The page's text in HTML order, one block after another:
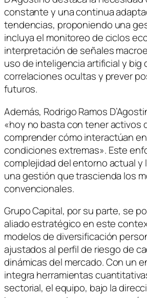
constante y una continua
tendencias, proponiendo una
incluya el monitoreo de ciclos
interpretación de señales
uso de inteligencia artificial y big
correlaciones ocultas y prever
futuros.
Además, Rodrigo Ramos
«hoy no basta con tener activos
comprender cómo interactúan
condiciones extremas». Este
complejidad del entorno actual y
una gestión que trascienda los
convencionales.
Grupo Capital, por su parte, se
aliado estratégico en este
modelos de diversificación
ajustados al perfil de riesgo de
dinámicas del mercado. Con un
integra herramientas
sectorial, el equipo, bajo la